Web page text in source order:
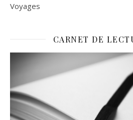
Voyages
CARNET DE